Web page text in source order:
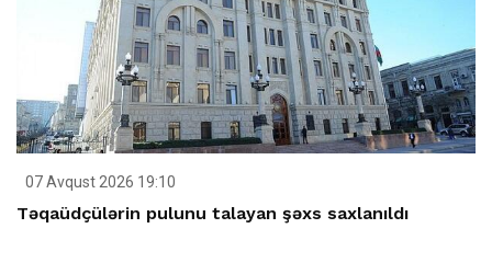
07 Avqust 2026 19:10
Təqaüdçülərin pulunu talayan şəxs saxlanıldı